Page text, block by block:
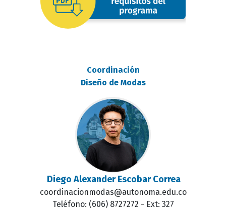
Coordinación
Diseño de Modas
Diego Alexander Escobar Correa
coordinacionmodas@autonoma.edu.co
Teléfono: (606) 8727272 - Ext: 327